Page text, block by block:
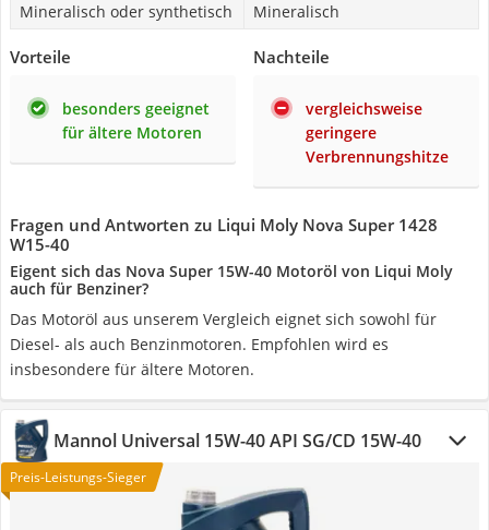
Mineralisch oder synthetisch
Mineralisch
Vorteile
besonders geeignet
für ältere Motoren
Nachteile
vergleichsweise
geringere
Verbrennungshitze
Fragen und Antworten zu Liqui Moly Nova Super 1428
W15-40
Eigent sich das Nova Super 15W-40 Motoröl von Liqui Moly
auch für Benziner?
Das Motoröl aus unserem Vergleich eignet sich sowohl für
Diesel- als auch Benzinmotoren. Empfohlen wird es
insbesondere für ältere Motoren.
Mannol Universal 15W-40 API SG/CD 15W-40
Preis-Leistungs-Sieger